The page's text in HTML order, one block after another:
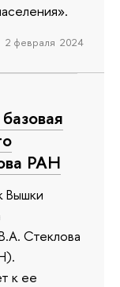
2 февраля 2024
РАН
Вышки
Стеклова
к ее